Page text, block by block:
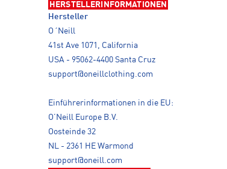
HERSTELLERINFORMATIONEN
Hersteller
O´Neill
41st Ave 1071, California
USA - 95062-4400 Santa Cruz
support@oneillclothing.com
Einführerinformationen in die EU:
O’Neill Europe B.V.
Oosteinde 32
NL - 2361 HE Warmond
support@oneill.com